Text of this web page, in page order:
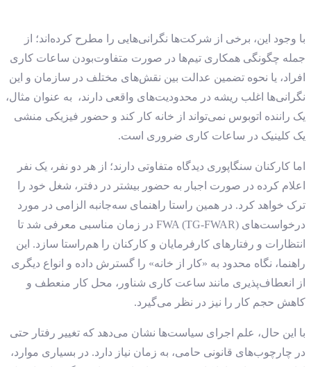
با وجود این، برخی از شرکت‌ها نگرانی‌هایی را مطرح کرده‌اند؛ از
جمله چگونگی همکاری تیم‌ها در صورت متفاوت‌بودن ساعات کاری
افراد، یا نحوه تضمین عدالت بین نقش‌های مختلف در سازمان و این
نگرانی‌ها اغلب ریشه در محدودیت‌های واقعی دارند، به عنوان مثال،
یک راننده اتوبوس نمی‌تواند از خانه کار کند و حضور فیزیکی منشی
یک کلینیک در ساعات کاری ضروری است.
اما کارکنان سنگاپوری دیدگاه متفاوتی دارند؛ از هر دو نفر، یک نفر
اعلام کرده در صورت اجبار به حضور بیشتر در دفتر، شغل خود را
ترک خواهد کرد. در همین راستا راهنمای سه‌جانبه الزامی در مورد
درخواست‌های FWA (TG-FWAR) در زمان مناسبی معرفی شد تا
انتظارات و رفتارهای کارفرمایان و کارکنان را هم‌راستا سازد. این
راهنما، نگاه محدود به «کار از خانه» را گسترش داده و انواع دیگری
از انعطاف‌پذیری مانند ساعت کاری شناور، محل کار منعطف و
کاهش حجم کار را نیز در نظر می‌گیرد.
با این حال، علم اجرای سیاست‌ها نشان می‌دهد که تغییر رفتار حتی
در چارچوب‌های قانونی حامی، به زمان نیاز دارد. در بسیاری موارد،